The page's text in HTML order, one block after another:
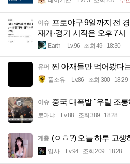
이슈 프로야구 9일까지 전
재개·경기 시작은 오후 7시
Earth Lv.96 조회 49 18:30
유머 찐 아재들만 먹어봤다
풀소유 Lv.86 조회 300 18:29
이슈 중국 대폭발 "우릴 조
로마냐 Lv.88 조회 389 18:28
계층 (ㅇㅎ?) 오늘 하루 고
입사 Lv.94 조회 209 18:28